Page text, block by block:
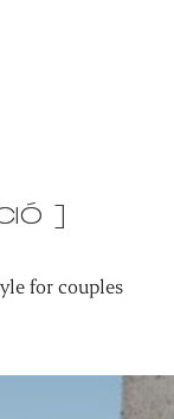
]
for couples